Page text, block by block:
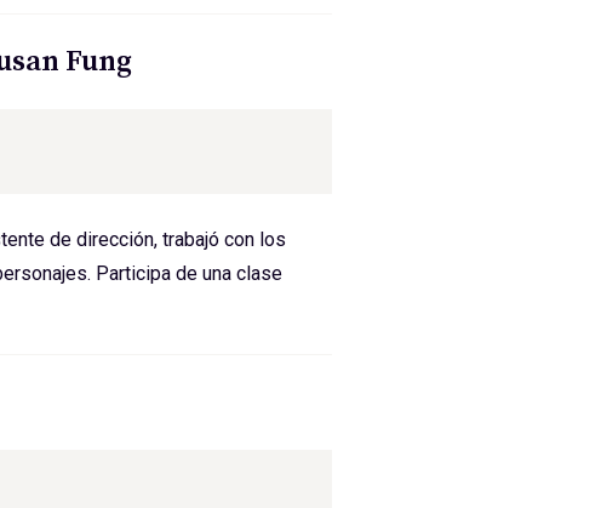
Fung
de dirección, trabajó con los
Participa de una clase